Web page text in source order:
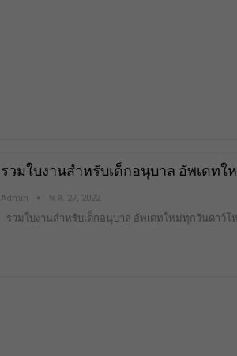
รวมใบงานสำหรับเด็กอนุบาล อัพเดท
Admin พ.ค. 27, 2022
รวมใบงานสำหรับเด็กอนุบาล อัพเดทใหม่ทุกวันดาว์โ